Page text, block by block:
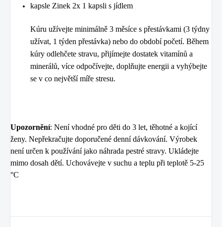
kapsle Zinek 2x 1 kapsli s jídlem
Kúru užívejte minimálně 3 měsíce s přestávkami (3 týdny
užívat, 1 týden přestávka) nebo do období početí. Během
kúry odlehčete stravu, přijímejte dostatek vitamínů a
minerálů, více odpočívejte, doplňujte energii a vyhýbejte
se v co největší míře stresu.
Upozornění: Není vhodné pro děti do 3 let, těhotné a kojící
ženy. Nepřekračujte doporučené denní dávkování. Výrobek
není určen k používání jako náhrada pestré stravy. Ukládejte
mimo dosah dětí. Uchovávejte v suchu a teplu při teplotě 5-25
°C